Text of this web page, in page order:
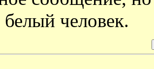
белый человек.